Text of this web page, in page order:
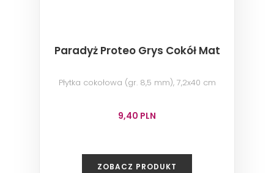
Paradyż Proteo Grys Cokół Mat
Płytka cokołowa (gr. 8,5 mm), 7,2x40 cm
9,40 PLN
ZOBACZ PRODUKT